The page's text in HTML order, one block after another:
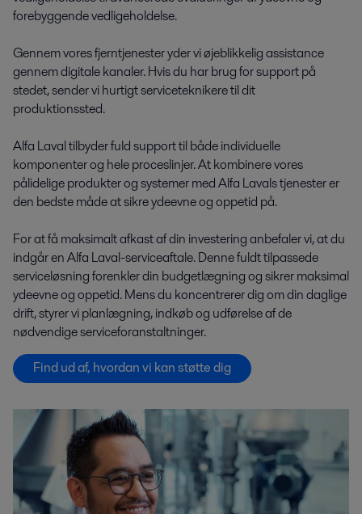
forebyggende vedligeholdelse.
Gennem vores fjerntjenester yder vi øjeblikkelig assistance
gennem digitale kanaler. Hvis du har brug for support på
stedet, sender vi hurtigt serviceteknikere til dit
produktionssted.
Alfa Laval tilbyder fuld support til både individuelle
komponenter og hele proceslinjer. At kombinere vores
pålidelige produkter og systemer med Alfa Lavals tjenester er
den bedste måde at sikre ydeevne og oppetid på.
For at få maksimalt afkast af din investering anbefaler vi, at du
indgår en Alfa Laval-serviceaftale. Denne fuldt tilpassede
serviceløsning forenkler din budgetlægning og sikrer maksimal
ydeevne og oppetid. Mens du koncentrerer dig om din daglige
drift, styrer vi planlægning, indkøb og udførelse af de
nødvendige serviceforanstaltninger.
Find ud af, hvordan vi kan støtte dig